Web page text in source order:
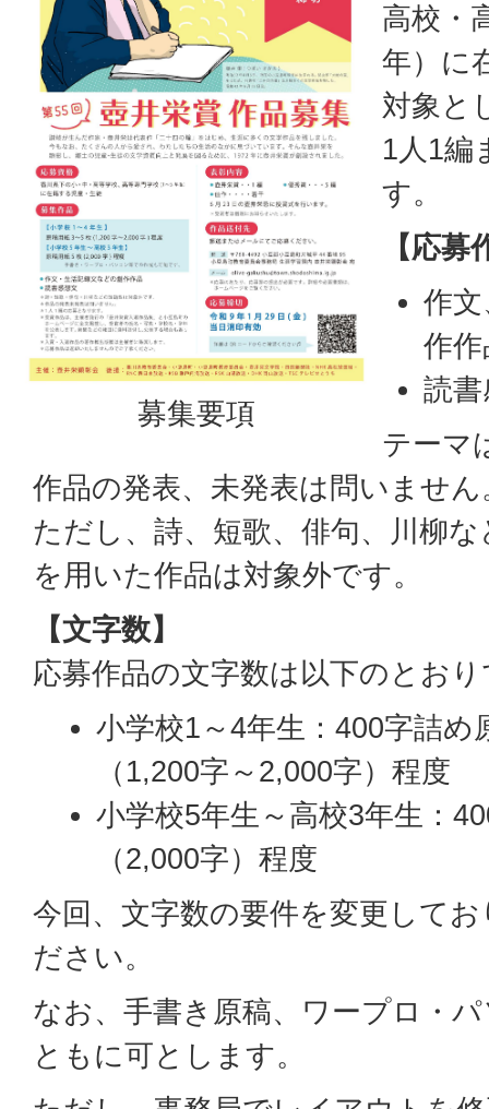
募集要項
高校・
年）に
対象と
1人1編
す。
【応募
作
作作
読
テーマ
作品の発表、未発表は問いません
ただし、詩、短歌、俳句、川柳
を用いた作品は対象外です。
【文字数】
応募作品の文字数は以下のとお
小学校1～4年生：400字詰め
（1,200字～2,000字）程度
小学校5年生～高校3年生：
（2,000字）程度
今回、文字数の要件を変更して
ださい。
なお、手書き原稿、ワープロ・
ともに可とします。